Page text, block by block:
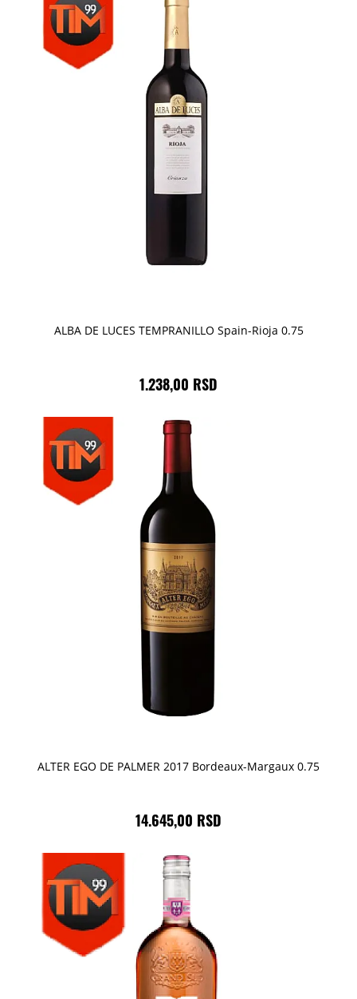
ALBA DE LUCES TEMPRANILLO Spain-Rioja 0.75
1.238,00 RSD
ALTER EGO DE PALMER 2017 Bordeaux-Margaux 0.75
14.645,00 RSD